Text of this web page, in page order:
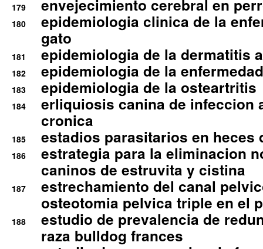
179 envejecimiento cerebral en
180
epidemiologia clinica de la
gato
181 epidemiologia de la dermatitis
182 epidemiologia de la
183 epidemiologia de la osteartritis
184
erliquiosis canina de infeccion
cronica
185 estadios parasitarios en heces
186
estrategia para la eliminacion
caninos de estruvita y cistina
187
estrechamiento del canal
osteotomia pelvica triple en el
188
estudio de prevalencia de
raza bulldog frances